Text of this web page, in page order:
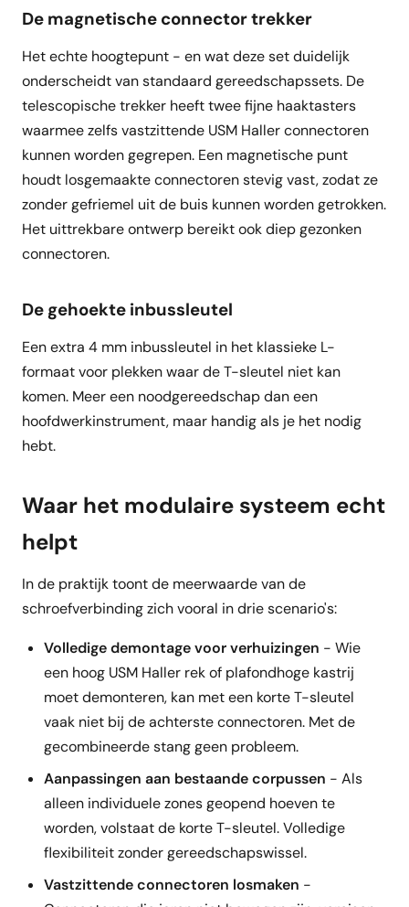
De magnetische connector trekker
Het echte hoogtepunt - en wat deze set duidelijk
onderscheidt van standaard gereedschapssets. De
telescopische trekker heeft twee fijne haaktasters
waarmee zelfs vastzittende USM Haller connectoren
kunnen worden gegrepen. Een magnetische punt
houdt losgemaakte connectoren stevig vast, zodat ze
zonder gefriemel uit de buis kunnen worden getrokken.
Het uittrekbare ontwerp bereikt ook diep gezonken
connectoren.
De gehoekte inbussleutel
Een extra 4 mm inbussleutel in het klassieke L-
formaat voor plekken waar de T-sleutel niet kan
komen. Meer een noodgereedschap dan een
hoofdwerkinstrument, maar handig als je het nodig
hebt.
Waar het modulaire systeem echt
helpt
In de praktijk toont de meerwaarde van de
schroefverbinding zich vooral in drie scenario's:
Volledige demontage voor verhuizingen - Wie
een hoog USM Haller rek of plafondhoge kastrij
moet demonteren, kan met een korte T-sleutel
vaak niet bij de achterste connectoren. Met de
gecombineerde stang geen probleem.
Aanpassingen aan bestaande corpussen - Als
alleen individuele zones geopend hoeven te
worden, volstaat de korte T-sleutel. Volledige
flexibiliteit zonder gereedschapswissel.
Vastzittende connectoren losmaken -